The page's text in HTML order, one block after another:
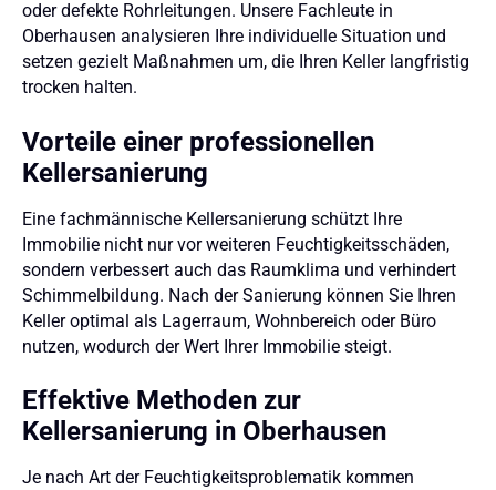
oder defekte Rohrleitungen. Unsere Fachleute in
Oberhausen analysieren Ihre individuelle Situation und
setzen gezielt Maßnahmen um, die Ihren Keller langfristig
trocken halten.
Vorteile einer professionellen
Kellersanierung
Eine fachmännische Kellersanierung schützt Ihre
Immobilie nicht nur vor weiteren Feuchtigkeitsschäden,
sondern verbessert auch das Raumklima und verhindert
Schimmelbildung. Nach der Sanierung können Sie Ihren
Keller optimal als Lagerraum, Wohnbereich oder Büro
nutzen, wodurch der Wert Ihrer Immobilie steigt.
Effektive Methoden zur
Kellersanierung in Oberhausen
Je nach Art der Feuchtigkeitsproblematik kommen